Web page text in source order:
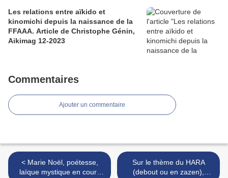
Les relations entre aïkido et
kinomichi depuis la naissance de la
FFAAA. Article de Christophe Génin,
Aikimag 12-2023
Commentaires
Ajouter un commentaire
< Marie Noël, poétesse,
laïque mystique en cours
Sur le thème du HARA
(debout ou en zazen),